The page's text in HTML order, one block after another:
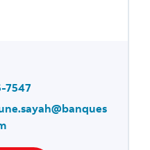
7547